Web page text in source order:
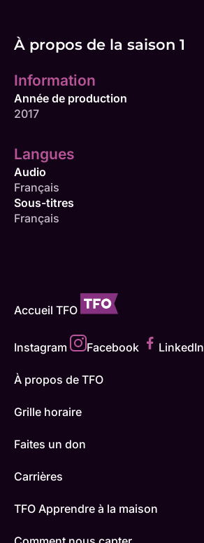
À propos de la saison 1
Information
Année de production
2017
Langues
Audio
Français
Sous-titres
Français
Accueil TFO
Instagram Facebook LinkedIn
À propos de TFO
Grille horaire
Faites un don
Carrières
TFO Apprendre à la maison